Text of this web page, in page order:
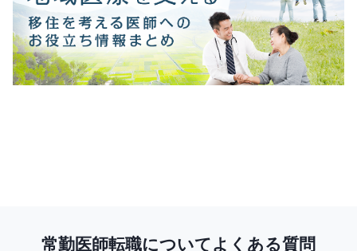
常勤医師転職についてよくある質問